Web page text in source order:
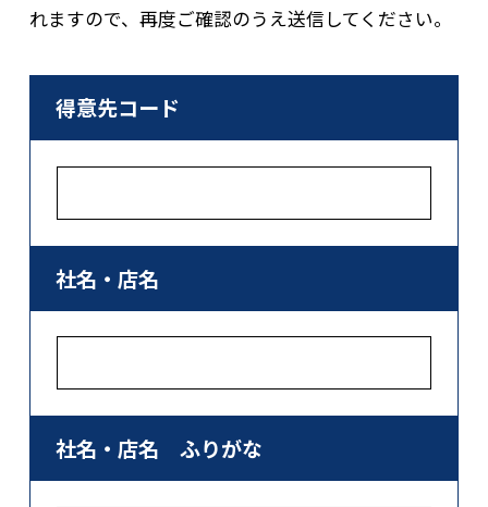
れますので、再度ご確認のうえ送信してください。
得意先コード
社名・店名
社名・店名 ふりがな